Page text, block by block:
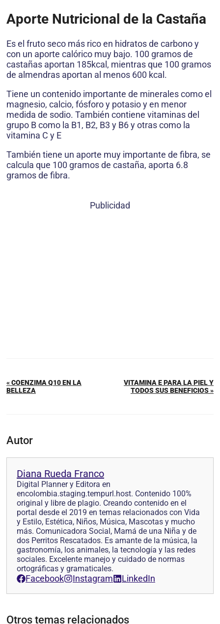
Aporte Nutricional de la Castaña
Es el fruto seco más rico en hidratos de carbono y
con un aporte calórico muy bajo. 100 gramos de
castañas aportan 185kcal, mientras que 100 gramos
de almendras aportan al menos 600 kcal.
Tiene un contenido importante de minerales como el
magnesio, calcio, fósforo y potasio y en menor
medida de sodio. También contiene vitaminas del
grupo B como la B1, B2, B3 y B6 y otras como la
vitamina C y E
También tiene un aporte muy importante de fibra, se
calcula que 100 gramos de castaña, aporta 6.8
gramos de fibra.
Publicidad
« COENZIMA Q10 EN LA
BELLEZA
VITAMINA E PARA LA PIEL Y
TODOS SUS BENEFICIOS »
Autor
Diana Rueda Franco
Digital Planner y Editora en
encolombia.staging.tempurl.host. Contenido 100%
original y libre de plagio. Creando contenido en el
portal desde el 2019 en temas relacionados con Vida
y Estilo, Estética, Niños, Música, Mascotas y mucho
más. Comunicadora Social, Mamá de una Niña y de
dos Perritos Rescatados. Es amante de la música, la
gastronomía, los animales, la tecnología y las redes
sociales. Excelente manejo y cuidado de normas
ortográficas y gramaticales.
Facebook Instagram LinkedIn
Otros temas relacionados